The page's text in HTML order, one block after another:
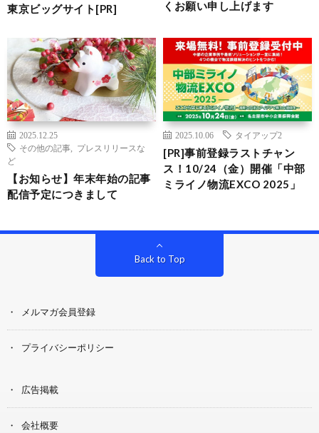
東京ビッグサイト[PR]
くお願い申し上げます
2025.12.25
その他の記事
プレスリリースな
ど
【お知らせ】年末年始の記事
配信予定につきまして
2025.10.06 タイアップ2
[PR]事前登録ラストチャン
ス！10/24（金）開催「中部
ミライノ物流EXCO 2025」
Back to Top
メルマガ会員登録
プライバシーポリシー
広告掲載
会社概要